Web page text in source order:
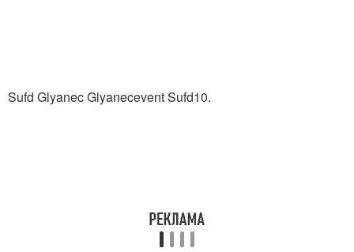
Sufd Glyanec Glyanecevent Sufd10.